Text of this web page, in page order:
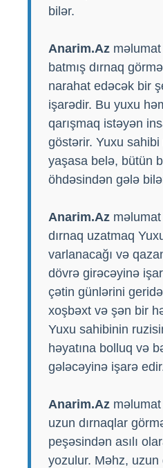
bilər.
Anarim.Az
batmış dırnaq
narahat edəcək bir
işarədir. Bu yuxu
qarışmaq istəyən
göstərir. Yuxu
yaşasa belə, bütün
öhdəsindən gələ
Anarim.Az
dırnaq uzatmaq
varlanacağı və
dövrə girəcəyinə
çətin günlərini
xoşbəxt və şən bir
Yuxu sahibinin
həyatına bolluq və
gələcəyinə işarə
Anarim.Az
uzun dırnaqlar
peşəsindən asılı
yozulur. Məhz, uzun